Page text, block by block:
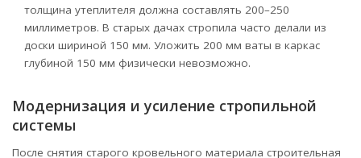
толщина утеплителя должна составлять 200–250
миллиметров. В старых дачах стропила часто делали из
доски шириной 150 мм. Уложить 200 мм ваты в каркас
глубиной 150 мм физически невозможно.
Модернизация и усиление стропильной
системы
После снятия старого кровельного материала строительная